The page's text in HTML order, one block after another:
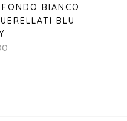
BIANCO
BLU